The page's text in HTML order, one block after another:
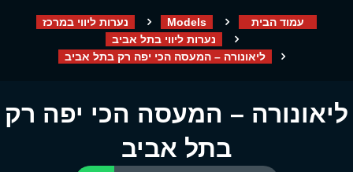
עמוד הבית Models
נערות ליווי במרכז
נערות ליווי בתל אביב
ליאונורה – המעסה הכי יפה רק בתל אביב
ליאונורה – המעסה הכי יפה רק
בתל אביב